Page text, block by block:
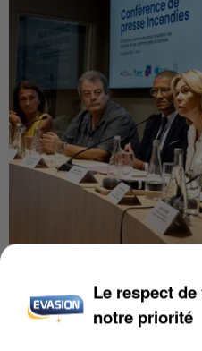
INCENDIES : L’ÎLE-DE-
DE SOLIDARITÉ AVEC
Le respect
notre priorité